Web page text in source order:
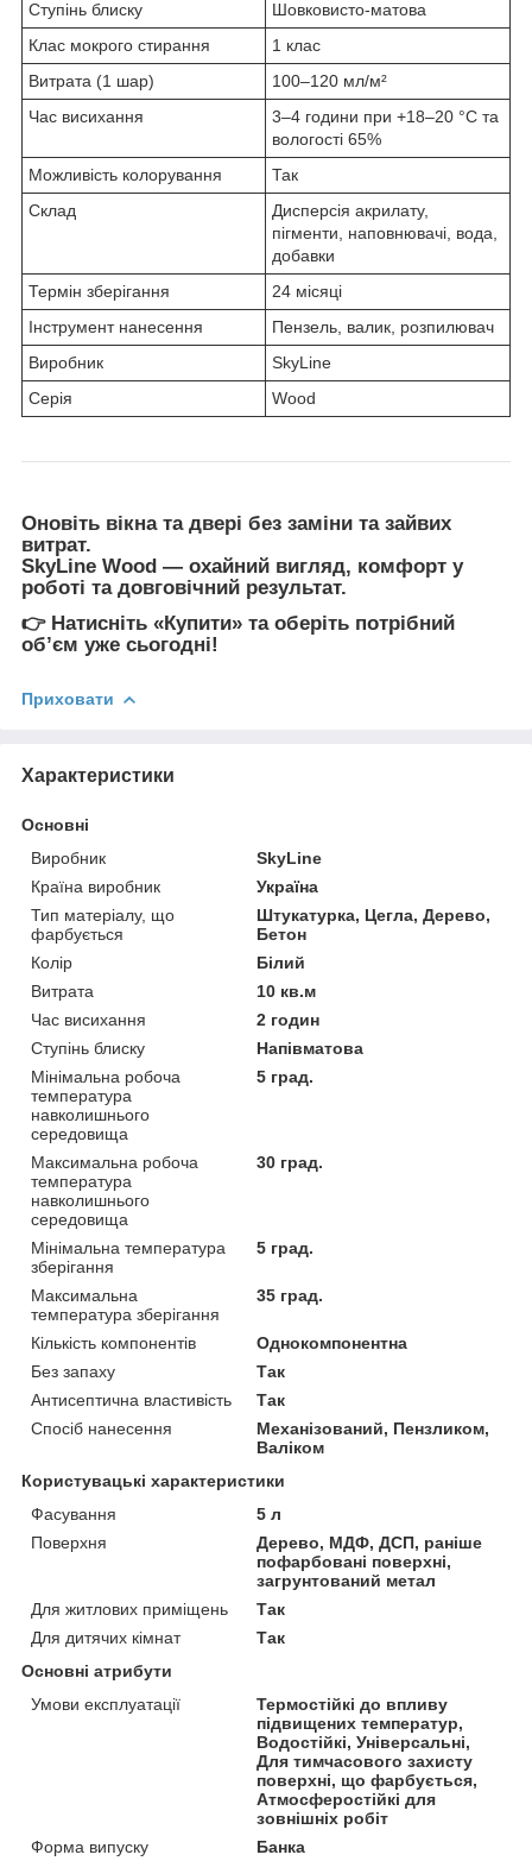
Ступінь блиску
Шовковисто-матова
Клас мокрого стирання
1 клас
Витрата (1 шар)
100–120 мл/м²
Час висихання
3–4 години при +18–20 °C та
вологості 65%
Можливість колорування
Так
Склад
Дисперсія акрилату,
пігменти, наповнювачі, вода,
добавки
Термін зберігання
24 місяці
Інструмент нанесення
Пензель, валик, розпилювач
Виробник
SkyLine
Серія
Wood
Оновіть вікна та двері без заміни та зайвих
витрат.
SkyLine Wood — охайний вигляд, комфорт у
роботі та довговічний результат.
👉 Натисніть «Купити» та оберіть потрібний
обʼєм уже сьогодні!
Приховати
Характеристики
Основні
Виробник
SkyLine
Країна виробник
Україна
Тип матеріалу, що
фарбується
Штукатурка, Цегла, Дерево,
Бетон
Колір
Білий
Витрата
10 кв.м
Час висихання
2 годин
Ступінь блиску
Напівматова
Мінімальна робоча
температура
навколишнього
середовища
5 град.
Максимальна робоча
температура
навколишнього
середовища
30 град.
Мінімальна температура
зберігання
5 град.
Максимальна
температура зберігання
35 град.
Кількість компонентів
Однокомпонентна
Без запаху
Так
Антисептична властивість
Так
Спосіб нанесення
Механізований, Пензликом,
Валіком
Користувацькі характеристики
Фасування
5 л
Поверхня
Дерево, МДФ, ДСП, раніше
пофарбовані поверхні,
загрунтований метал
Для житлових приміщень
Так
Для дитячих кімнат
Так
Основні атрибути
Умови експлуатації
Термостійкі до впливу
підвищених температур,
Водостійкі, Універсальні,
Для тимчасового захисту
поверхні, що фарбується,
Атмосферостійкі для
зовнішніх робіт
Форма випуску
Банка